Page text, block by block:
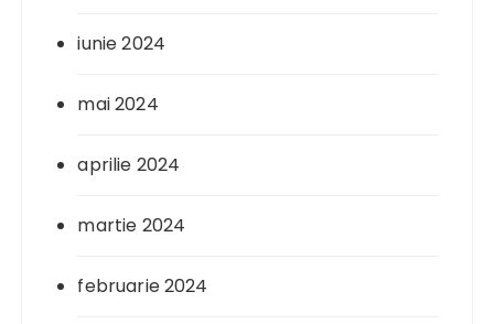
iunie 2024
mai 2024
aprilie 2024
martie 2024
februarie 2024